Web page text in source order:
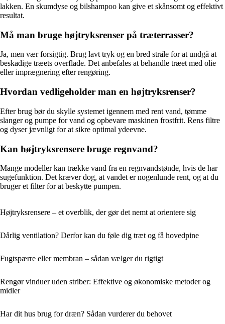
lakken. En skumdyse og bilshampoo kan give et skånsomt og effektivt
resultat.
Må man bruge højtryksrenser på træterrasser?
Ja, men vær forsigtig. Brug lavt tryk og en bred stråle for at undgå at
beskadige træets overflade. Det anbefales at behandle træet med olie
eller imprægnering efter rengøring.
Hvordan vedligeholder man en højtryksrenser?
Efter brug bør du skylle systemet igennem med rent vand, tømme
slanger og pumpe for vand og opbevare maskinen frostfrit. Rens filtre
og dyser jævnligt for at sikre optimal ydeevne.
Kan højtryksrensere bruge regnvand?
Mange modeller kan trække vand fra en regnvandstønde, hvis de har
sugefunktion. Det kræver dog, at vandet er nogenlunde rent, og at du
bruger et filter for at beskytte pumpen.
Højtryksrensere – et overblik, der gør det nemt at orientere sig
Dårlig ventilation? Derfor kan du føle dig træt og få hovedpine
Fugtspærre eller membran – sådan vælger du rigtigt
Rengør vinduer uden striber: Effektive og økonomiske metoder og
midler
Har dit hus brug for dræn? Sådan vurderer du behovet